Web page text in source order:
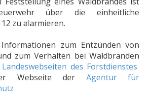
über die einheitliche
zu alarmieren.
zum Entzünden von
zum Verhalten bei Waldbränden
Landeswebseiten des Forstdienstes
Webseite der Agentur für